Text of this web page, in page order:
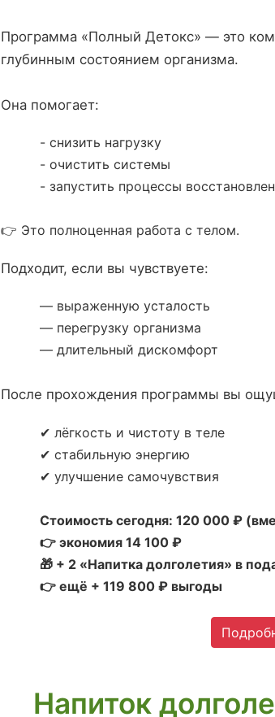
Программа «Полный Детокс» — это
глубинным состоянием организма.
Она помогает:
- снизить нагрузку
- очистить системы
- запустить процессы
👉 Это полноценная работа с телом.
Подходит, если вы чувствуете:
— выраженную усталость
— перегрузку организма
— длительный дискомфорт
После прохождения программы вы
✔ лёгкость и чистоту в теле
✔ стабильную энергию
✔ улучшение самочувствия
Стоимость сегодня: 120 000 ₽
👉 экономия 14 100 ₽
🎁 + 2 «Напитка долголетия» в
👉 ещё + 119 800 ₽ выгоды
Напиток